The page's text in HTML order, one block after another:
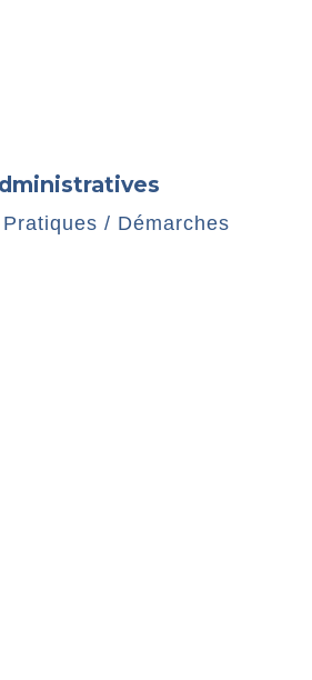
/ Démarches